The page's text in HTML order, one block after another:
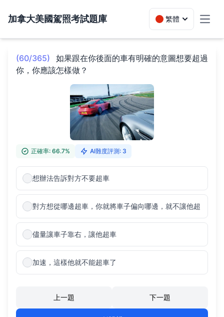
加拿大美國駕照考試題庫 繁體
(60/365)
如果跟在你後面的車有明確的意圖想要超過
你，你應該怎樣做？
正確率: 66.7% AI難度評測: 3
想辦法告訴對方不要超車
對方想從哪邊超車，你就將車子偏向哪邊，就不讓他超
儘量讓車子靠右，讓他超車
加速，這樣他就不能超車了
上一題 下一題